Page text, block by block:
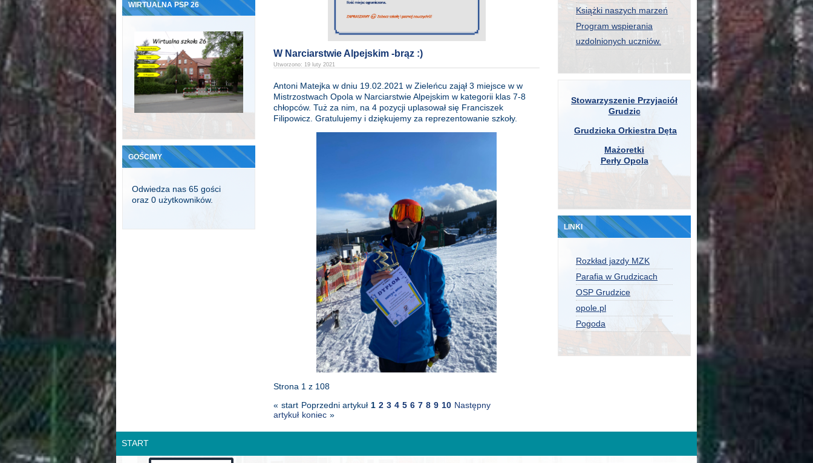
WIRTUALNA PSP 26
GOŚCIMY
Odwiedza nas 65 gości
oraz 0 użytkowników.
W Narciarstwie Alpejskim -brąz :)
Utworzono: 19 luty 2021
Antoni Matejka w dniu 19.02.2021 w Zieleńcu zajął 3 miejsce w w
Mistrzostwach Opola w Narciarstwie Alpejskim w kategorii klas 7-8
chłopców. Tuż za nim, na 4 pozycji uplasował się Franciszek
Filipowicz. Gratulujemy i dziękujemy za reprezentowanie szkoły.
Strona 1 z 108
« start Poprzedni artykuł 1 2 3 4 5 6 7 8 9 10 Następny
artykuł koniec »
Książki naszych marzeń
Program wspierania
uzdolnionych uczniów.
Stowarzyszenie Przyjaciół
Grudzic
Grudzicka Orkiestra Dęta
Mażoretki
Perły Opola
LINKI
Rozkład jazdy MZK
Parafia w Grudzicach
OSP Grudzice
opole.pl
Pogoda
START